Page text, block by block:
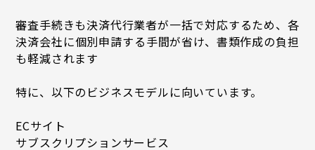
審査手続きも決済代行業者が一括で対応するため、各
決済会社に個別申請する手間が省け、書類作成の負担
も軽減されます
特に、以下のビジネスモデルに向いています。
ECサイト
サブスクリプションサービス